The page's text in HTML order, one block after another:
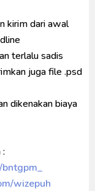
kirim dari awal
terlalu sadis
juga file .psd
dikenakan biaya
wizepuh